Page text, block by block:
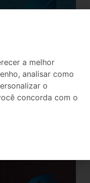
que
se preparar
a melhor
analisar como
o
concorda com o